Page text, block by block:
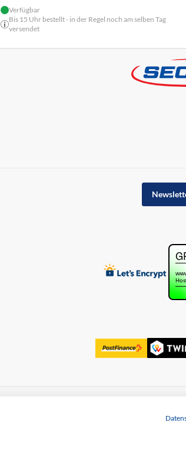
Verfügbar
Bis 15 Uhr bestellt - in der Regel noch am selben Tag
versendet